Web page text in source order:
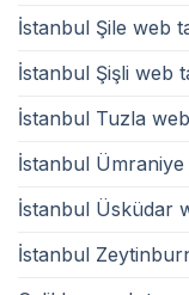
İstanbul Şile web
İstanbul Şişli web
İstanbul Tuzla
İstanbul Ümraniye
İstanbul Üsküdar
İstanbul